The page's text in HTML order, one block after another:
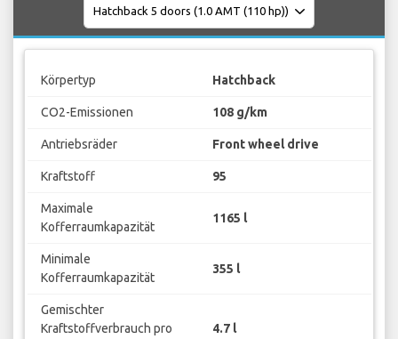
Körpertyp Hatchback
CO2-Emissionen 108 g/km
Antriebsräder Front wheel drive
Kraftstoff 95
Maximale
Kofferraumkapazität
1165 l
Minimale
Kofferraumkapazität
355 l
Gemischter
Kraftstoffverbrauch pro
4.7 l